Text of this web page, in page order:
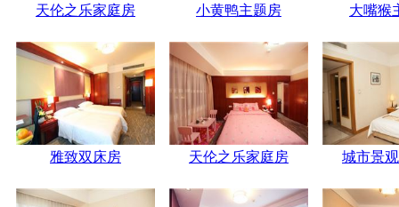
天伦之乐家庭房 小黄鸭主题房 大嘴猴
雅致双床房 天伦之乐家庭房 城市景